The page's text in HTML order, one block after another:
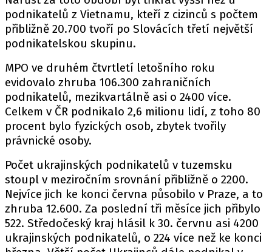
podnikatelů z Vietnamu, kteří z cizinců s počtem
přibližně 20.700 tvoří po Slovácích třetí největší
podnikatelskou skupinu.
MPO ve druhém čtvrtletí letošního roku
evidovalo zhruba 106.300 zahraničních
podnikatelů, mezikvartálně asi o 2400 více.
Celkem v ČR podnikalo 2,6 milionu lidí, z toho 80
procent bylo fyzických osob, zbytek tvořily
právnické osoby.
Počet ukrajinských podnikatelů v tuzemsku
stoupl v meziročním srovnání přibližně o 2200.
Nejvíce jich ke konci června působilo v Praze, a to
zhruba 12.600. Za poslední tři měsíce jich přibylo
522. Středočeský kraj hlásil k 30. červnu asi 4200
ukrajinských podnikatelů, o 224 více než ke konci